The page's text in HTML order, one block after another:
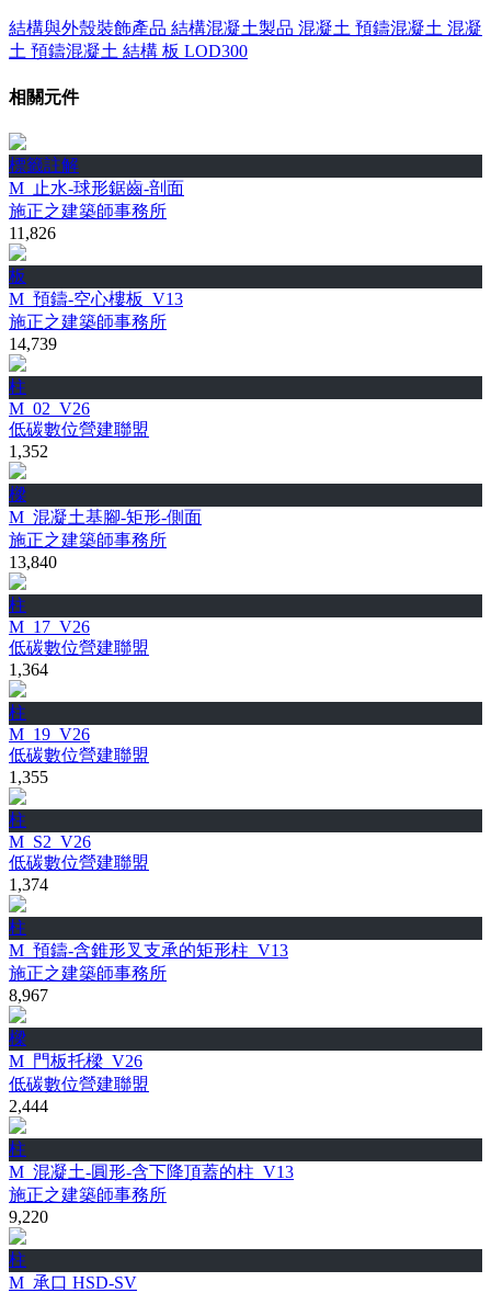
結構與外殼裝飾產品 結構混凝土製品 混凝土 預鑄混凝土 混凝
土 預鑄混凝土 結構 板 LOD300
相關元件
標籤註解
M_止水-球形鋸齒-剖面
施正之建築師事務所
11,826
板
M_預鑄-空心樓板_V13
施正之建築師事務所
14,739
柱
M_02_V26
低碳數位營建聯盟
1,352
樑
M_混凝土基腳-矩形-側面
施正之建築師事務所
13,840
柱
M_17_V26
低碳數位營建聯盟
1,364
柱
M_19_V26
低碳數位營建聯盟
1,355
柱
M_S2_V26
低碳數位營建聯盟
1,374
柱
M_預鑄-含錐形叉支承的矩形柱_V13
施正之建築師事務所
8,967
樑
M_門板托樑_V26
低碳數位營建聯盟
2,444
柱
M_混凝土-圓形-含下降頂蓋的柱_V13
施正之建築師事務所
9,220
柱
M_承口 HSD-SV